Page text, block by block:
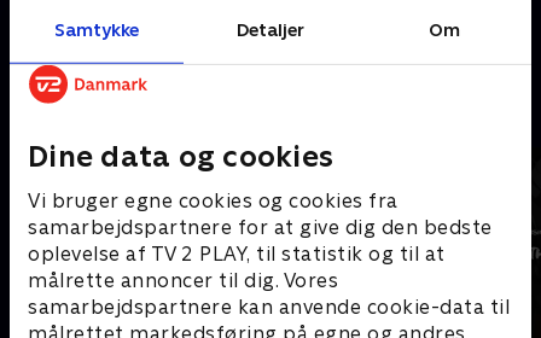
Samtykke Detaljer Om
Dine data og cookies
Vi bruger egne cookies og cookies fra
samarbejdspartnere for at give dig den bedste
oplevelse af TV 2 PLAY, til statistik og til at
målrette annoncer til dig. Vores
samarbejdspartnere kan anvende cookie-data til
Kræver tilkøb